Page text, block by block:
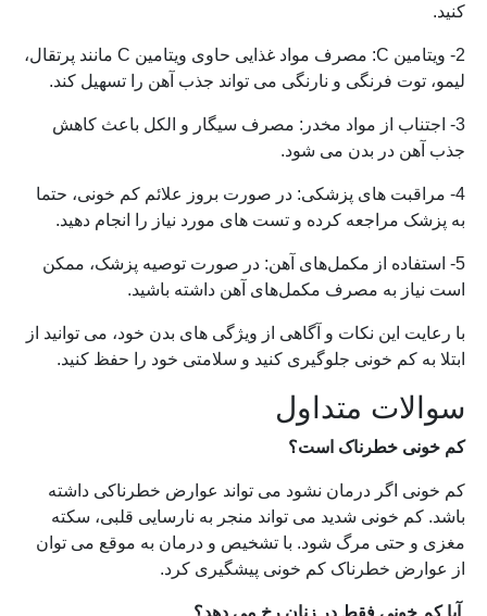
کنید.
2- ویتامین C: مصرف مواد غذایی حاوی ویتامین C مانند پرتقال،
لیمو، توت فرنگی و نارنگی می تواند جذب آهن را تسهیل کند.
3- اجتناب از مواد مخدر: مصرف سیگار و الکل باعث کاهش
جذب آهن در بدن می شود.
4- مراقبت های پزشکی: در صورت بروز علائم کم خونی، حتما
به پزشک مراجعه کرده و تست های مورد نیاز را انجام دهید.
5- استفاده از مکمل‌های آهن: در صورت توصیه پزشک، ممکن
است نیاز به مصرف مکمل‌های آهن داشته باشید.
با رعایت این نکات و آگاهی از ویژگی های بدن خود، می توانید از
ابتلا به کم خونی جلوگیری کنید و سلامتی خود را حفظ کنید.
سوالات متداول
کم خونی خطرناک است؟
کم خونی اگر درمان نشود می تواند عوارض خطرناکی داشته
باشد. کم خونی شدید می تواند منجر به نارسایی قلبی، سکته
مغزی و حتی مرگ شود. با تشخیص و درمان به موقع می توان
از عوارض خطرناک کم خونی پیشگیری کرد.